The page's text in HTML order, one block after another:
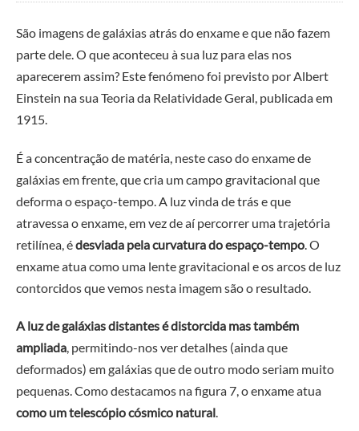
São imagens de galáxias atrás do enxame e que não fazem
parte dele. O que aconteceu à sua luz para elas nos
aparecerem assim? Este fenómeno foi previsto por Albert
Einstein na sua Teoria da Relatividade Geral, publicada em
1915.
É a concentração de matéria, neste caso do enxame de
galáxias em frente, que cria um campo gravitacional que
deforma o espaço-tempo. A luz vinda de trás e que
atravessa o enxame, em vez de aí percorrer uma trajetória
retilínea, édesviada pela curvatura do espaço-tempo . O
enxame atua como uma lente gravitacional e os arcos de luz
contorcidos que vemos nesta imagem são o resultado.
A luz de galáxias distantes é distorcida mas também
ampliada, permitindo-nos ver detalhes (ainda que
deformados) em galáxias que de outro modo seriam muito
pequenas. Como destacamos na figura 7, o enxame atua
como um telescópio cósmico natural.